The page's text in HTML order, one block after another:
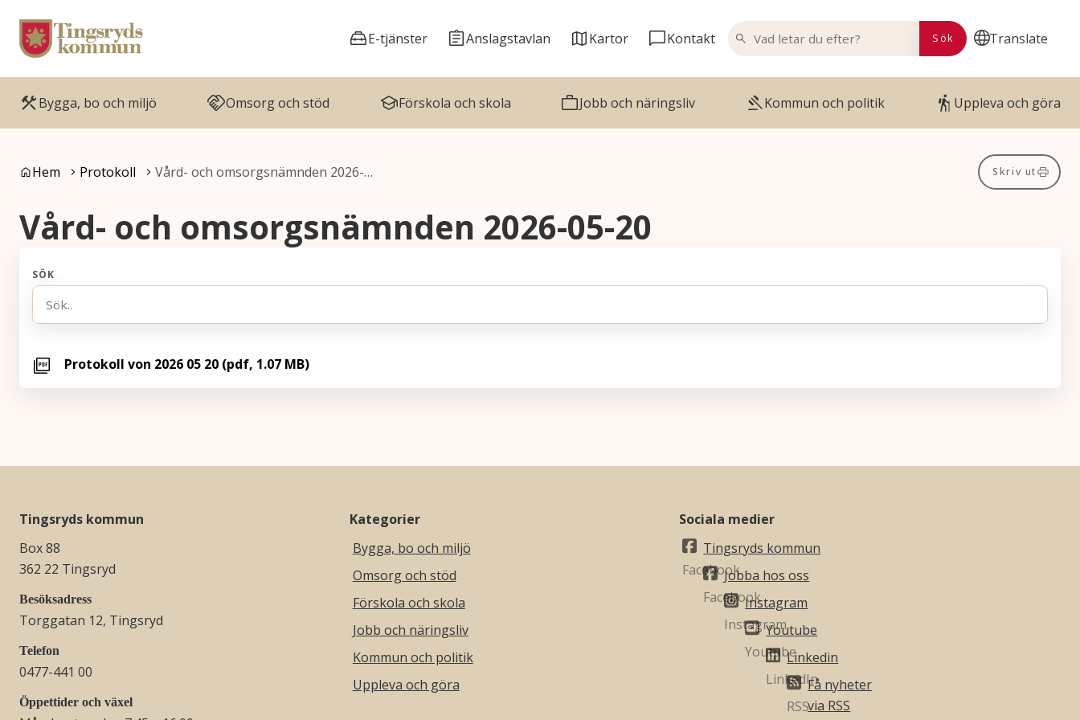
Gå till innehåll
Gå till huvudmeny
Translate
E-tjänster Anslagstavlan Kartor Kontakt
VAD LETAR DU EFTER?
Sök
Bygga, bo och miljö Omsorg och stöd Förskola och skola Jobb och näringsliv Kommun och politik Uppleva och göra
Du är här:
Hem Protokoll Vård- och omsorgsnämnden 2026-… Skriv ut
Vård- och omsorgsnämnden 2026-05-20
SÖK
Protokoll von 2026 05 20 (pdf, 1.07 MB)
Tingsryds kommun
Box 88
362 22 Tingsryd
Besöksadress
Torggatan 12, Tingsryd
Telefon
0477-441 00
Öppettider och växel
Kategorier
Bygga, bo och miljö
Omsorg och stöd
Förskola och skola
Jobb och näringsliv
Kommun och politik
Uppleva och göra
Sociala medier
Tingsryds kommun
Jobba hos oss
Instagram
Youtube
Linkedin
Få nyheter
via RSS